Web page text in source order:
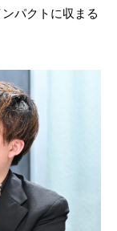
パクトに収まる